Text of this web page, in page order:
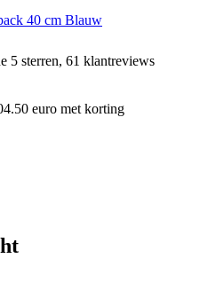
40 cm Blauw
5 sterren, 61 klantreviews
euro met korting